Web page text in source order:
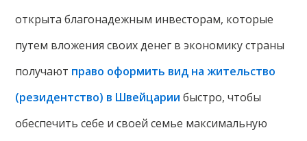
открыта благонадежным инвесторам, которые
путем вложения своих денег в экономику страны
получают право оформить вид на жительство
(резидентство) в Швейцарии быстро, чтобы
обеспечить себе и своей семье максимальную